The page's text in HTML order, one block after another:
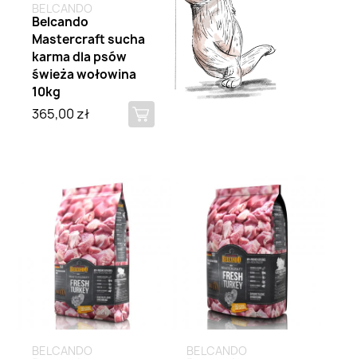
BELCANDO
Belcando
Mastercraft sucha
karma dla psów
świeża wołowina
10kg
365,00 zł
BELCANDO BELCANDO